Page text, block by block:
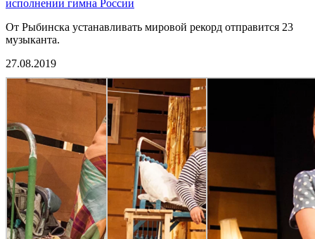
исполнении гимна России
От Рыбинска устанавливать мировой рекорд отправится 23
музыканта.
27.08.2019